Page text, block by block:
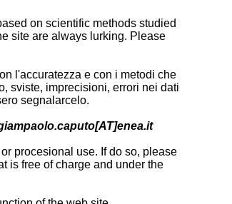
on scientific methods studied
site are always lurking. Please
l'accuratezza e con i metodi che
sviste, imprecisioni, errori nei dati
segnalarcelo.
procesional use. If do so, please
is free of charge and under the